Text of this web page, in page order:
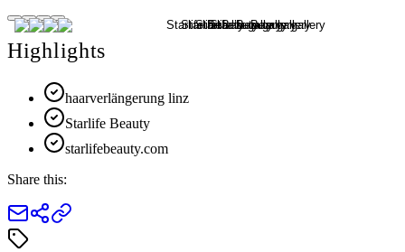
Highlights
haarverlängerung linz
Starlife Beauty
starlifebeauty.com
Share this: